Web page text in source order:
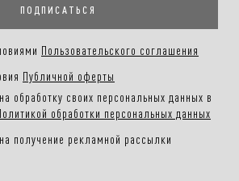
ПОДПИСАТЬСЯ
Пользовательского соглашения
Публичной оферты
на обработку своих персональных данных в
обработки персональных данных
на получение рекламной рассылки